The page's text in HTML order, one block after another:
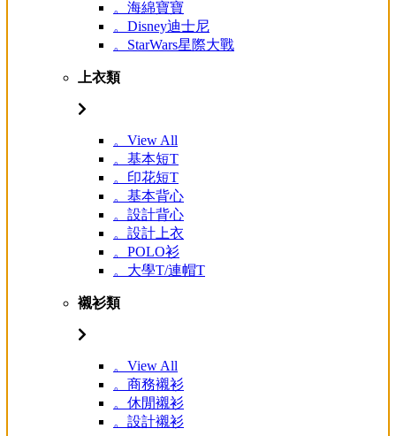
。海綿寶寶
。Disney迪士尼
。StarWars星際大戰
上衣類
。View All
。基本短T
。印花短T
。基本背心
。設計背心
。設計上衣
。POLO衫
。大學T/連帽T
襯衫類
。View All
。商務襯衫
。休閒襯衫
。設計襯衫